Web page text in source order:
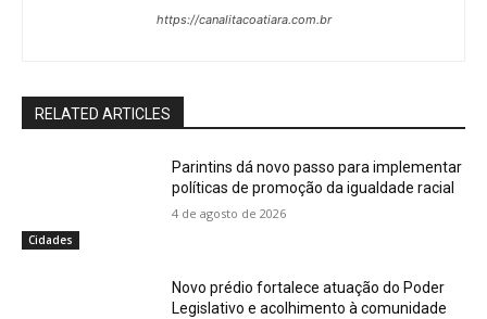
https://canalitacoatiara.com.br
RELATED ARTICLES
Cidades
Parintins dá novo passo para implementar
políticas de promoção da igualdade racial
4 de agosto de 2026
Novo prédio fortalece atuação do Poder
Legislativo e acolhimento à comunidade